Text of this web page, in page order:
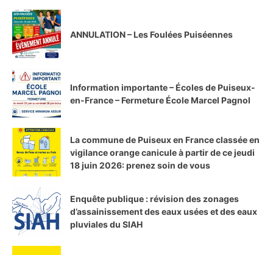
ANNULATION – Les Foulées Puiséennes
Information importante – Écoles de Puiseux-
en-France – Fermeture École Marcel Pagnol
La commune de Puiseux en France classée en
vigilance orange canicule à partir de ce jeudi
18 juin 2026: prenez soin de vous
Enquête publique : révision des zonages
d’assainissement des eaux usées et des eaux
pluviales du SIAH